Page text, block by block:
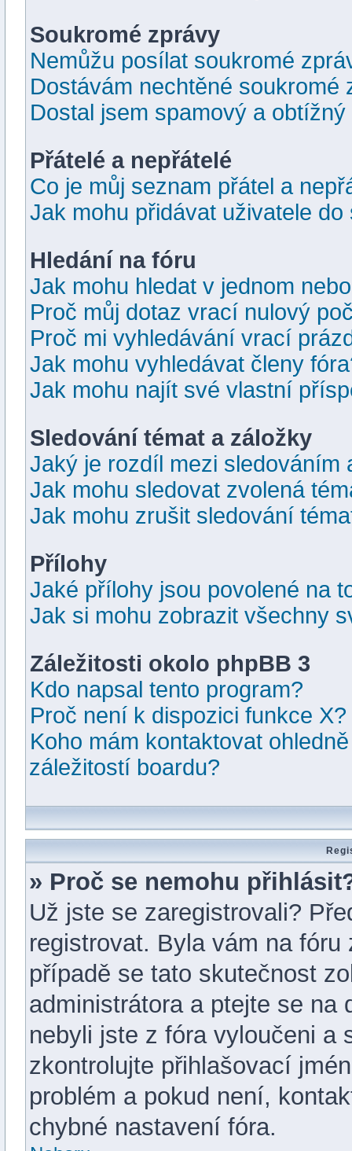
Soukromé zprávy
Nemůžu posílat soukromé
Dostávám nechtěné soukromé
Dostal jsem spamový a
Přátelé a nepřátelé
Co je můj seznam přátel a
Jak mohu přidávat uživatele
Hledání na fóru
Jak mohu hledat v jednom
Proč můj dotaz vrací nulový
Proč mi vyhledávání vrací
Jak mohu vyhledávat členy
Jak mohu najít své vlastní
Sledování témat a záložky
Jaký je rozdíl mezi sledováním
Jak mohu sledovat zvolená
Jak mohu zrušit sledování
Přílohy
Jaké přílohy jsou povolené na
Jak si mohu zobrazit všechny
Záležitosti okolo phpBB 3
Kdo napsal tento program?
Proč není k dispozici funkce X?
Koho mám kontaktovat
záležitostí boardu?
» Proč se nemohu
Už jste se zaregistrovali?
registrovat. Byla vám na
případě se tato skutečnost
administrátora a ptejte se na
nebyli jste z fóra vyloučeni a
zkontrolujte přihlašovací
problém a pokud není,
chybné nastavení fóra.